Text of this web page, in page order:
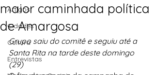
Artigos
Cidades
Cultura
Entrevistas
maior caminhada política
de Amargosa
Grupo saiu do comitê e seguiu até a
Santa Rita na tarde deste domingo
(29)